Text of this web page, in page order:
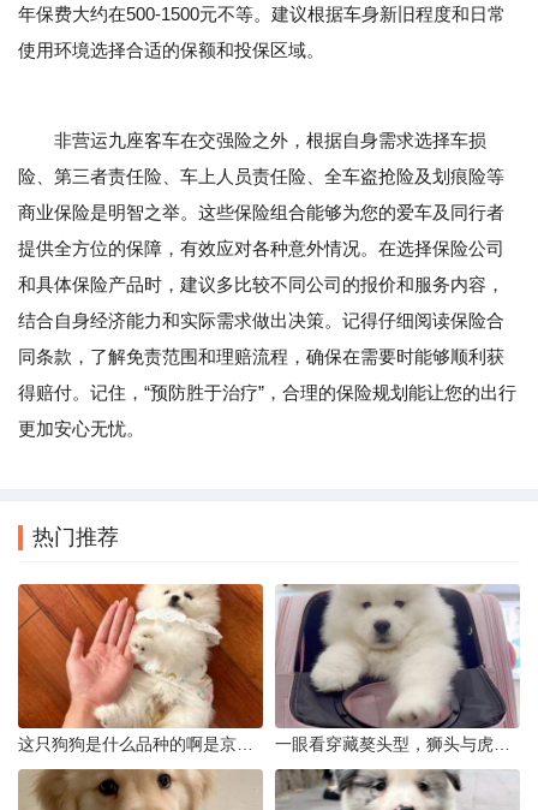
年保费大约在500-1500元不等。建议根据车身新旧程度和日常
使用环境选择合适的保额和投保区域。
非营运九座客车在交强险之外，根据自身需求选择车损
险、第三者责任险、车上人员责任险、全车盗抢险及划痕险等
商业保险是明智之举。这些保险组合能够为您的爱车及同行者
提供全方位的保障，有效应对各种意外情况。在选择保险公司
和具体保险产品时，建议多比较不同公司的报价和服务内容，
结合自身经济能力和实际需求做出决策。记得仔细阅读保险合
同条款，了解免责范围和理赔流程，确保在需要时能够顺利获
得赔付。记住，“预防胜于治疗”，合理的保险规划能让您的出行
更加安心无忧。
热门推荐